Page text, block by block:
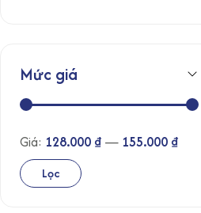
Mức giá
G
G
Lọc
Giá: 128.000 ₫ — 155.000 ₫